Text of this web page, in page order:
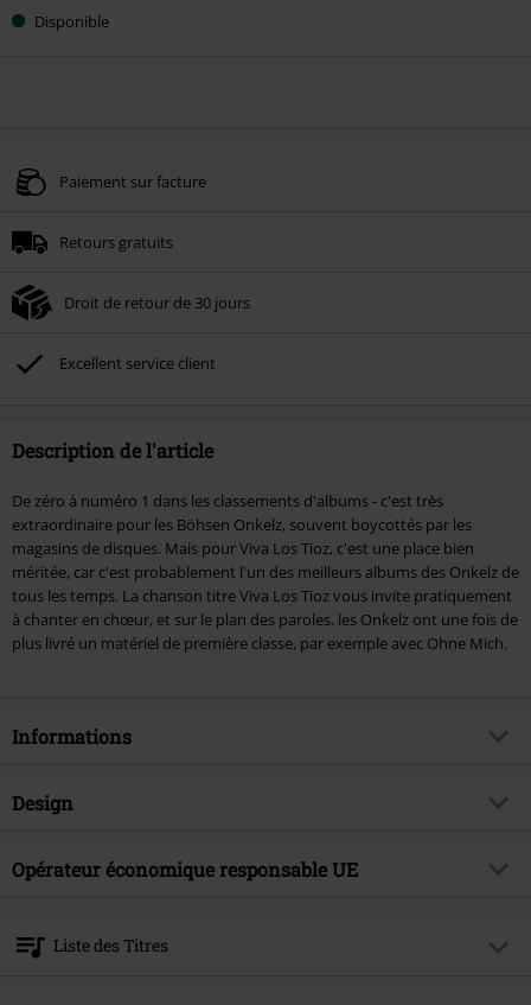
Disponible
Paiement sur facture
Retours gratuits
Droit de retour de 30 jours
Excellent service client
Description de l'article
De zéro à numéro 1 dans les classements d'albums - c'est très
extraordinaire pour les Böhsen Onkelz, souvent boycottés par les
magasins de disques. Mais pour Viva Los Tioz, c'est une place bien
méritée, car c'est probablement l'un des meilleurs albums des Onkelz de
tous les temps. La chanson titre Viva Los Tioz vous invite pratiquement
à chanter en chœur, et sur le plan des paroles, les Onkelz ont une fois de
plus livré un matériel de première classe, par exemple avec Ohne Mich.
Informations
Article n°.
Thématiques
Groupes
Date de sortie
Design
Catégorie de produit
Opérateur économique responsable UE
Im Klint 12
30938 Burgwedel
Liste des Titres